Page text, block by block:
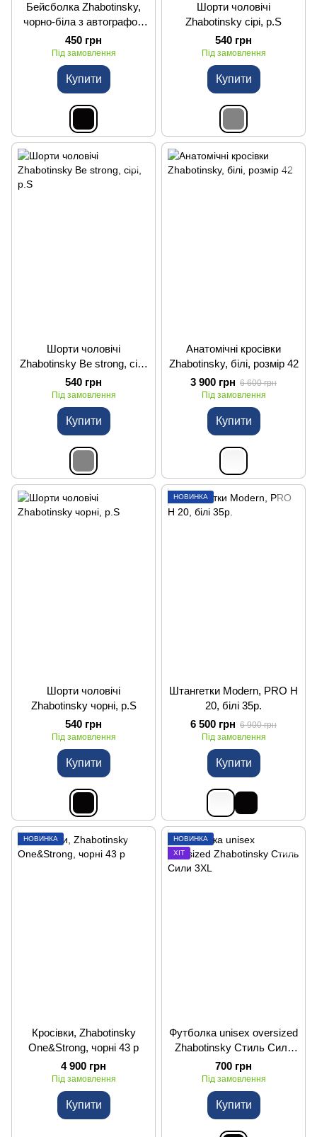
Бейсболка Zhabotinsky,
чорно-біла з автографом
Леоніда Жаботинського
450 грн
Під замовлення
Купити
Шорти чоловічі
Zhabotinsky сірі, р.S
540 грн
Під замовлення
Купити
Шорти чоловічі
Zhabotinsky Be strong, сірі,
р.S
540 грн
Під замовлення
Купити
Анатомічні кросівки
Zhabotinsky, білі, розмір 42
3 900 грн 6 600 грн
Під замовлення
Купити
Шорти чоловічі
Zhabotinsky чорні, р.S
540 грн
Під замовлення
Купити
НОВИНКА
Штангетки Modern, PRO H
20, білі 35р.
6 500 грн 6 900 грн
Під замовлення
Купити
НОВИНКА
Кросівки, Zhabotinsky
One&Strong, чорні 43 р
4 900 грн
Під замовлення
Купити
НОВИНКА
ХІТ
Футболка unisex oversized
Zhabotinsky Стиль Сили
3XL
700 грн
Під замовлення
Купити